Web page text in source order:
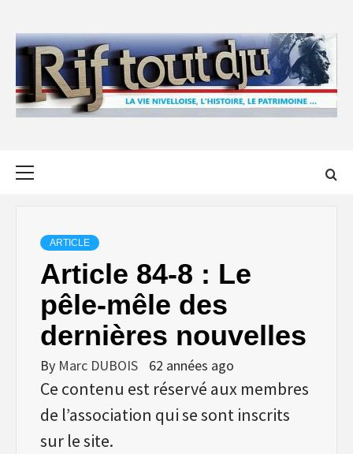
content
ARTICLE
Article 84-8 : Le
pêle-mêle des
dernières nouvelles
By Marc DUBOIS 62 années ago
Ce contenu est réservé aux membres
de l’association qui se sont inscrits
sur le site.